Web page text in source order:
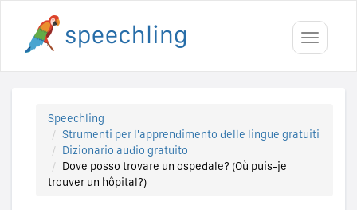
Toggle
Speechling
Strumenti per l'apprendimento delle lingue gratuiti
Dizionario audio gratuito
Dove posso trovare un ospedale? (Où puis-je
trouver un hôpital?)